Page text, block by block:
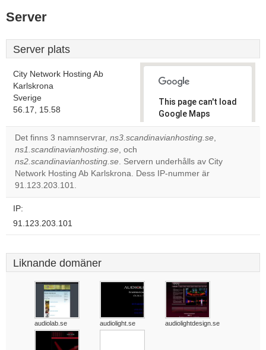
Server
Server plats
City Network Hosting Ab
Karlskrona
Sverige
56.17, 15.58
This page can't load
Google Maps
correctly.
own this
website?
Det finns 3 namnservrar, ns3.scandinavianhosting.se,
ns1.scandinavianhosting.se, och
ns2.scandinavianhosting.se. Servern underhålls av City
Network Hosting Ab Karlskrona. Dess IP-nummer är
91.123.203.101.
IP:
91.123.203.101
Liknande domäner
audiolab.se audiolight.se audiolightdesign.se